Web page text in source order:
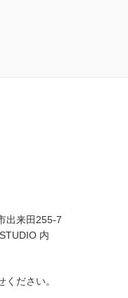
出来田255-7
内
ください。